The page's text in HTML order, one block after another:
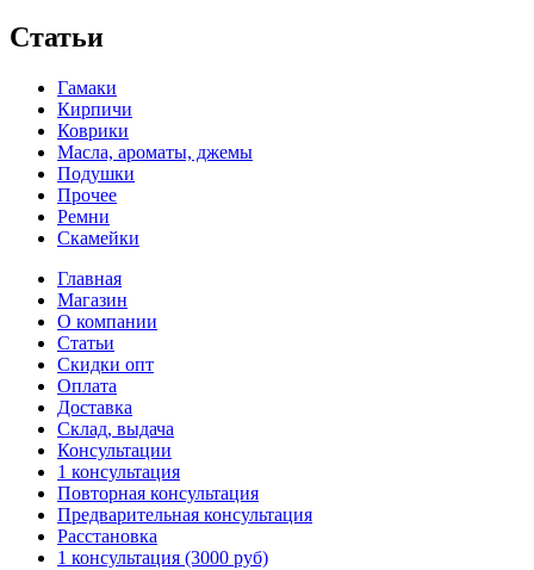
Статьи
Гамаки
Кирпичи
Коврики
Масла, ароматы, джемы
Подушки
Прочее
Ремни
Скамейки
Главная
Магазин
О компании
Статьи
Скидки опт
Оплата
Доставка
Склад, выдача
Консультации
1 консультация
Повторная консультация
Предварительная консультация
Расстановка
1 консультация (3000 руб)